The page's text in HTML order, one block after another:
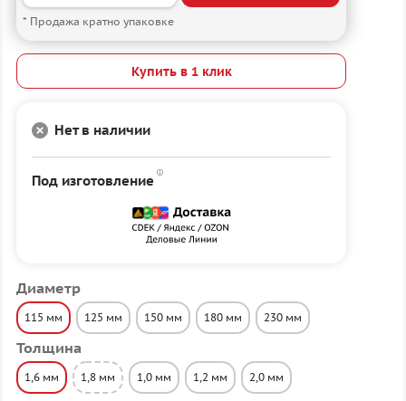
Диаметр
115 мм 125 мм 150 мм 180 мм 230 мм
Толщина
1,6 мм 1,8 мм 1,0 мм 1,2 мм 2,0 мм
* Продажа кратно упаковке
Купить в 1 клик
Нет в наличии
Под изготовление